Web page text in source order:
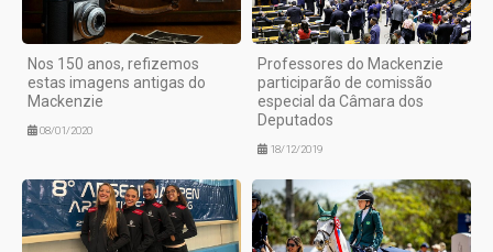
Nos 150 anos, refizemos
estas imagens antigas do
Mackenzie
08/01/2020
Professores do Mackenzie
participarão de comissão
especial da Câmara dos
Deputados
18/12/2019